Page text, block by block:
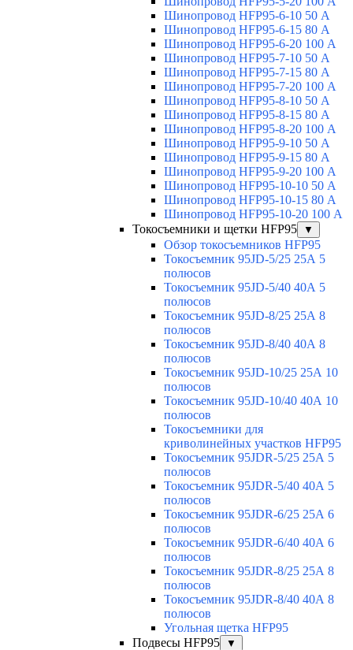
Шинопровод HFP95-6-10 50 А
Шинопровод HFP95-6-15 80 А
Шинопровод HFP95-6-20 100 А
Шинопровод HFP95-7-10 50 А
Шинопровод HFP95-7-15 80 А
Шинопровод HFP95-7-20 100 А
Шинопровод HFP95-8-10 50 А
Шинопровод HFP95-8-15 80 А
Шинопровод HFP95-8-20 100 А
Шинопровод HFP95-9-10 50 А
Шинопровод HFP95-9-15 80 А
Шинопровод HFP95-9-20 100 А
Шинопровод HFP95-10-10 50 А
Шинопровод HFP95-10-15 80 А
Шинопровод HFP95-10-20 100 А
Токосъемники и щетки HFP95
▼
Обзор токосъемников HFP95
Токосъемник 95JD-5/25 25А 5
полюсов
Токосъемник 95JD-5/40 40А 5
полюсов
Токосъемник 95JD-8/25 25А 8
полюсов
Токосъемник 95JD-8/40 40А 8
полюсов
Токосъемник 95JD-10/25 25А 10
полюсов
Токосъемник 95JD-10/40 40А 10
полюсов
Токосъемники для
криволинейных участков HFP95
Токосъемник 95JDR-5/25 25А 5
полюсов
Токосъемник 95JDR-5/40 40А 5
полюсов
Токосъемник 95JDR-6/25 25А 6
полюсов
Токосъемник 95JDR-6/40 40А 6
полюсов
Токосъемник 95JDR-8/25 25А 8
полюсов
Токосъемник 95JDR-8/40 40А 8
полюсов
Угольная щетка HFP95
Подвесы HFP95
▼